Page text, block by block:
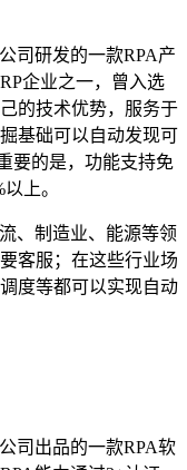
司研发的一款RPA产
企业之一，曾入选
的技术优势，服务于
基础可以自动发现可
要的是，功能支持免
上。
、制造业、能源等领
客服；在这些行业场
度等都可以实现自动
司出品的一款RPA软